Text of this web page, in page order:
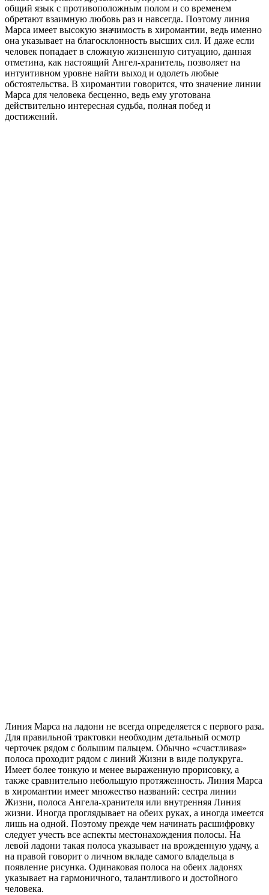
общий язык с противоположным полом и со временем
обретают взаимную любовь раз и навсегда. Поэтому линия
Марса имеет высокую значимость в хиромантии, ведь именно
она указывает на благосклонность высших сил. И даже если
человек попадает в сложную жизненную ситуацию, данная
отметина, как настоящий Ангел-хранитель, позволяет на
интуитивном уровне найти выход и одолеть любые
обстоятельства. В хиромантии говорится, что значение линии
Марса для человека бесценно, ведь ему уготована
действительно интересная судьба, полная побед и
достижений.
Линия Марса на ладони не всегда определяется с первого раза.
Для правильной трактовки необходим детальный осмотр
черточек рядом с большим пальцем. Обычно «счастливая»
полоса проходит рядом с линий Жизни в виде полукруга.
Имеет более тонкую и менее выраженную прорисовку, а
также сравнительно небольшую протяженность. Линия Марса
в хиромантии имеет множество названий: сестра линии
Жизни, полоса Ангела-хранителя или внутренняя Линия
жизни. Иногда проглядывает на обеих руках, а иногда имеется
лишь на одной. Поэтому прежде чем начинать расшифровку
следует учесть все аспекты местонахождения полосы. На
левой ладони такая полоса указывает на врожденную удачу, а
на правой говорит о личном вкладе самого владельца в
появление рисунка. Одинаковая полоса на обеих ладонях
указывает на гармоничного, талантливого и достойного
человека.